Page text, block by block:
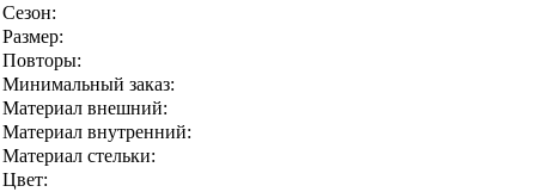
Сезон:
Размер:
Повторы:
Минимальный заказ:
Материал внешний:
Материал внутренний:
Материал стельки:
Цвет: